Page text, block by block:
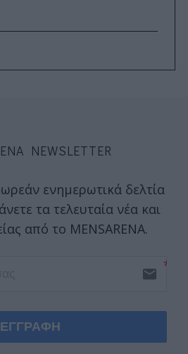
NEWSLETTER
ενημερωτικά δελτία
τα τελευταία νέα και
από το MENSARENA.
email
ΕΓΓΡΑΦΗ